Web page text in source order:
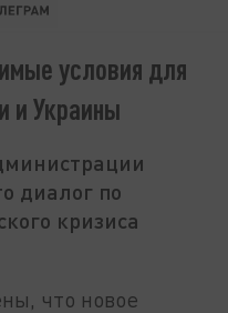
условия для
и Украины
диалог по
кризиса
что новое